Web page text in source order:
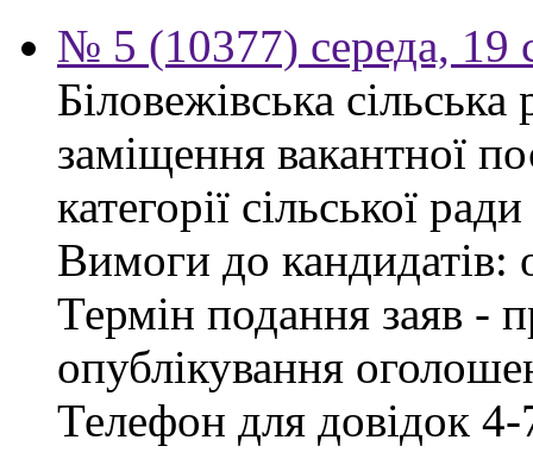
№ 5 (10377) середа, 19
Біловежівська
заміщення вакантної
категорії сільської
Вимоги до кандидатів:
Термін подання заяв -
опублікування
Телефон для довідок